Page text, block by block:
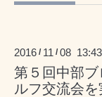
2016 / 11 /08 13:43
第５回中部
ルフ交流会を